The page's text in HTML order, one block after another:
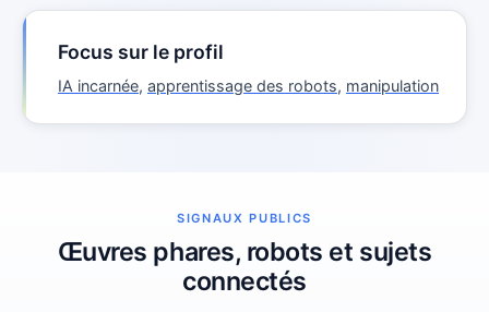
Focus sur le profil
IA incarnée, apprentissage des robots, manipulation
SIGNAUX PUBLICS
Œuvres phares, robots et sujets
connectés